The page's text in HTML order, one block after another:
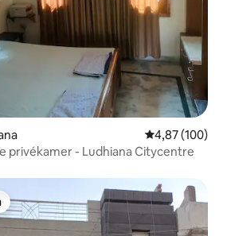
Gemiddelde
4,87 (100)
privékamer - Ludhiana Citycentre